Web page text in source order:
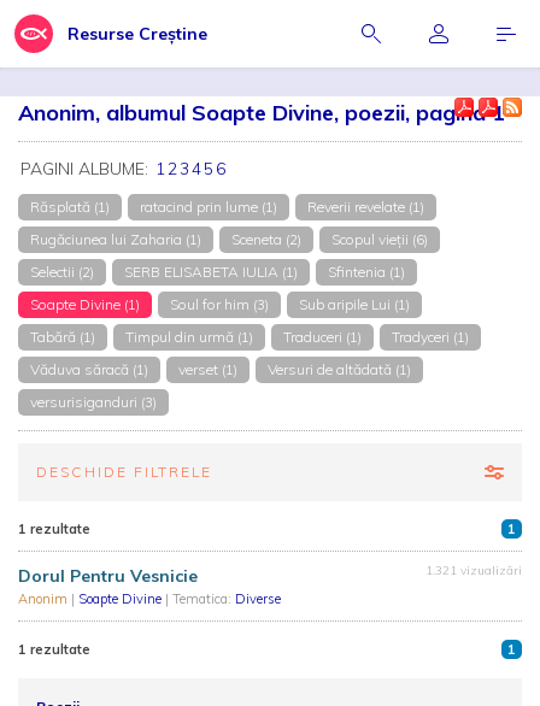
Resurse Creștine
Anonim, albumul Soapte Divine, poezii, pagina 1
PAGINI ALBUME: 12345 6
Răsplată (1) ratacind prin lume (1)
Reverii revelate (1)
Rugăciunea lui Zaharia (1)
Sceneta (2)
Scopul vieții (6)
Selectii (2)
SERB ELISABETA IULIA (1)
Sfintenia (1)
Soapte Divine (1)
Soul for him (3)
Sub aripile Lui (1)
Tabără (1)
Timpul din urmă (1) Traduceri (1)
Tradyceri (1)
Văduva săracă (1)
verset (1)
Versuri de altădată (1)
versurisiganduri (3)
DESCHIDE FILTRELE
1 rezultate 1
Dorul Pentru Vesnicie
Anonim | Soapte Divine | Tematica: Diverse
1.321 vizualizări
1 rezultate 1